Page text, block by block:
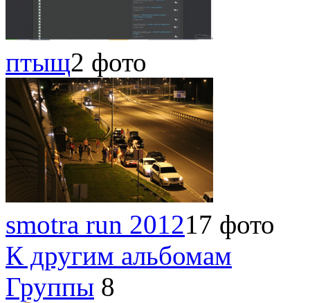
птыщ2 фото
smotra run 201217 фото
К другим альбомам
Группы 8